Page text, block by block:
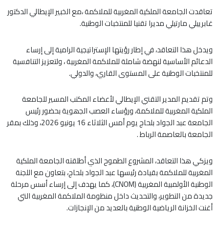
تعاقدت الجامعة الملكية المغربية للملاكمة ،مع الخبير الإيطالي الدكتور
غابرييلي مارتيلي مديرا تقنيا للمنتخبات الوطنية.
ويدخل هذا التعاقد، في إطار رؤيتها الإستراتيجية الرامية إلى إرساء
الدعائم الأساسية لنهضة شاملة للملاكمة المغربية ، ولتعزيز التنافسية
للمنتخبات الوطنية على المستوى القاري، والدولي.
وتم تقديم المدير التقني الإيطالي لأعضاء المكتب المسير للجامعة
الملكية المغربية للملاكمة، ورؤساء العصب الجھوية بحضور رئيس
الجامعة عبد الجواد بلحاج يوم أمس الثلاثاء 16 يونيو 2026، وذلك بمقر
الجامعة بالعاصمة الرباط .
ويزكي هذا التعاقد، المشروع الطموح الذي أطلقته الجامعة الملكية
المغربية للملاكمة بقيادة رئيسها عبد الجواد بلحاج، بتعاون مع اللجنة
الوطنية الأولمبية المغربية (CNOM)، كما يهدف إلى إرساء أسس مرحلة
جديدة من التطوير، والتحديث داخل منظومة الملاكمة المغربية التي
أغنت الخزانة الرياضية الوطنية بالعديد من الإنجازات.